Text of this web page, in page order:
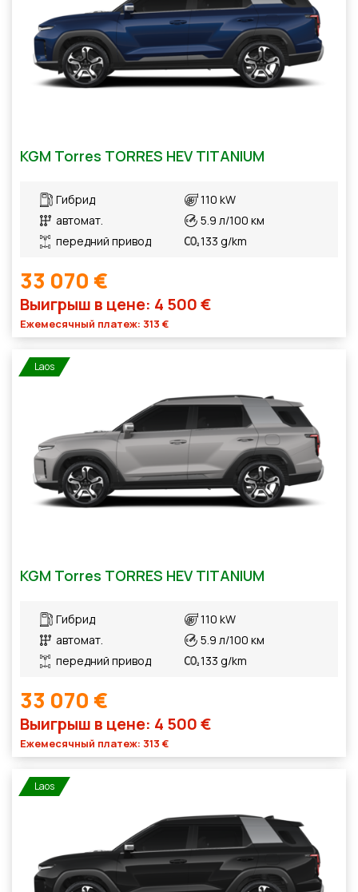
KGM Torres TORRES HEV TITANIUM
Гибрид
автомат.
передний привод
110 kW
5.9 л/100 км
133 g/km
33 070 €
Выигрыш в цене: 4 500 €
Ежемесячный платеж: 313 €
Laos
KGM Torres TORRES HEV TITANIUM
Гибрид
автомат.
передний привод
110 kW
5.9 л/100 км
133 g/km
33 070 €
Выигрыш в цене: 4 500 €
Ежемесячный платеж: 313 €
Laos